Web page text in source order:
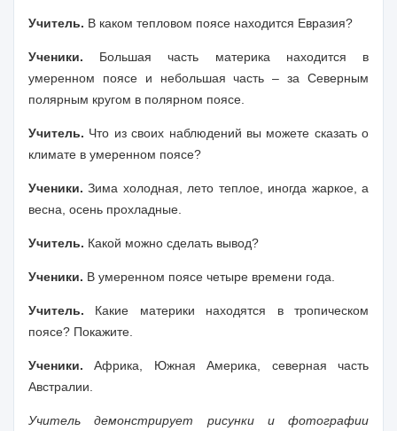
Учитель. В каком тепловом поясе находится Евразия?
Ученики. Большая часть материка находится в
умеренном поясе и небольшая часть – за Северным
полярным кругом в полярном поясе.
Учитель. Что из своих наблюдений вы можете сказать о
климате в умеренном поясе?
Ученики. Зима холодная, лето теплое, иногда жаркое, а
весна, осень прохладные.
Учитель. Какой можно сделать вывод?
Ученики. В умеренном поясе четыре времени года.
Учитель. Какие материки находятся в тропическом
поясе? Покажите.
Ученики. Африка, Южная Америка, северная часть
Австралии.
Учитель демонстрирует рисунки и фотографии